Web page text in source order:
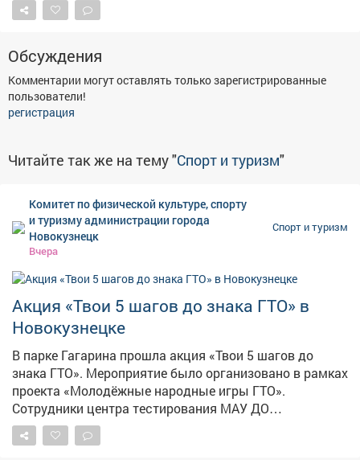
Обсуждения
Комментарии могут оставлять только зарегистрированные
пользователи!
регистрация
Читайте так же на тему "Спорт и туризм"
Комитет по физической культуре, спорту
и туризму администрации города
Новокузнецк
Вчера
Спорт и туризм
Акция «Твои 5 шагов до знака ГТО» в
Новокузнецке
В парке Гагарина прошла акция «Твои 5 шагов до
знака ГТО». Мероприятие было организовано в рамках
проекта «Молодёжные народные игры ГТО».
Сотрудники центра тестирования МАУ ДО
«Спортивная школа №2» провели для молодых людей
в возрасте от 16 до 24 лет подробный инструктаж.